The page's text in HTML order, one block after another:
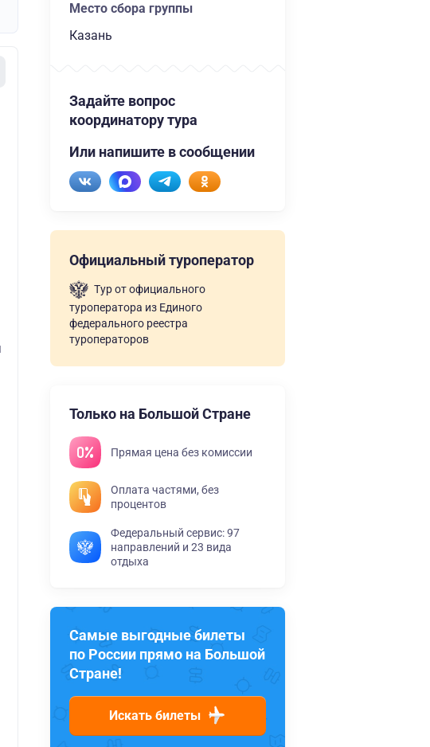
Место сбора группы
Казань
Задайте вопрос
координатору тура
Или напишите в сообщении
Официальный туроператор
Тур от официального
туроператора из Единого
федерального реестра
туроператоров
Только на Большой Стране
Прямая цена без комиссии
Оплата частями, без
процентов
Федеральный сервис: 97
направлений и 23 вида
отдыха
Самые выгодные билеты
по России прямо на Большой
Стране!
Искать билеты